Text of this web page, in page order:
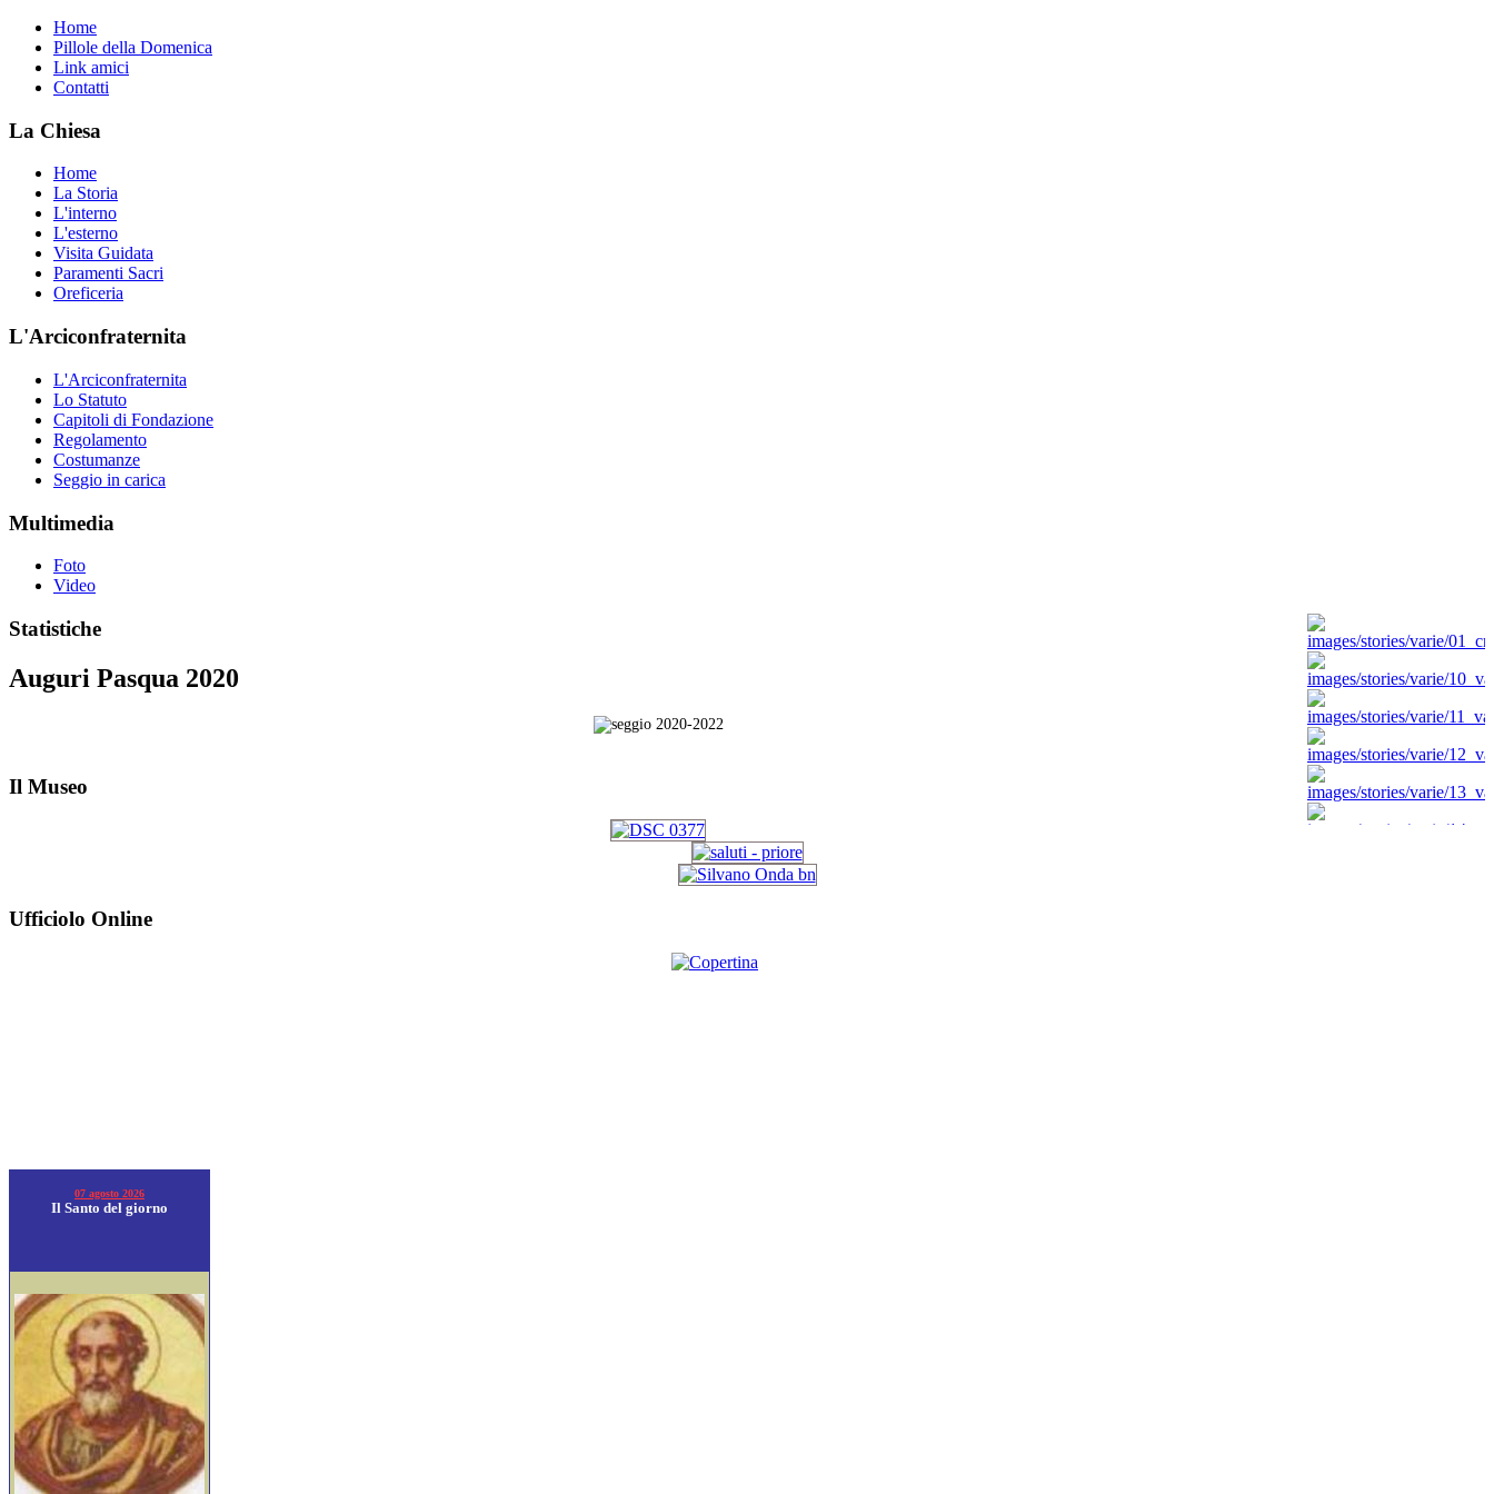
Home
Pillole della Domenica
Link amici
Contatti
La Chiesa
Home
La Storia
L'interno
L'esterno
Visita Guidata
Paramenti Sacri
Oreficeria
L'Arciconfraternita
L'Arciconfraternita
Lo Statuto
Capitoli di Fondazione
Regolamento
Costumanze
Seggio in carica
Multimedia
Foto
Video
Statistiche
Auguri Pasqua 2020
Il Museo
Ufficiolo Online
07 agosto 2026
Il Santo del giorno